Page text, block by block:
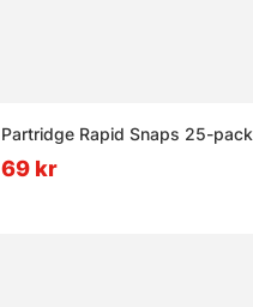
Partridge Rapid Snaps 25-pack
69 kr